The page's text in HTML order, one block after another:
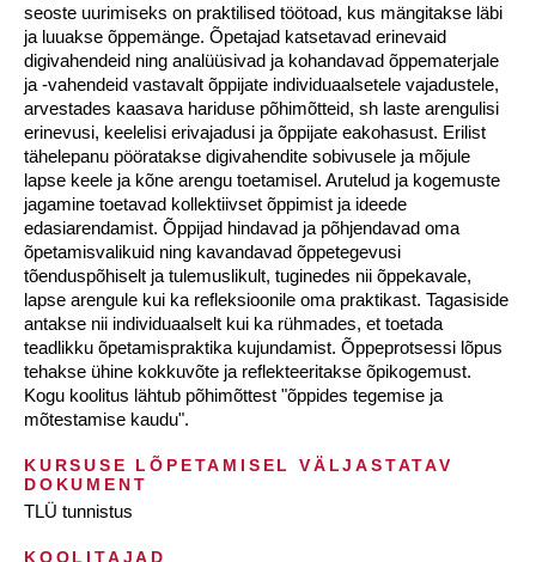
seoste uurimiseks on praktilised töötoad, kus mängitakse läbi
ja luuakse õppemänge. Õpetajad katsetavad erinevaid
digivahendeid ning analüüsivad ja kohandavad õppematerjale
ja -vahendeid vastavalt õppijate individuaalsetele vajadustele,
arvestades kaasava hariduse põhimõtteid, sh laste arengulisi
erinevusi, keelelisi erivajadusi ja õppijate eakohasust. Erilist
tähelepanu pööratakse digivahendite sobivusele ja mõjule
lapse keele ja kõne arengu toetamisel. Arutelud ja kogemuste
jagamine toetavad kollektiivset õppimist ja ideede
edasiarendamist. Õppijad hindavad ja põhjendavad oma
õpetamisvalikuid ning kavandavad õppetegevusi
tõenduspõhiselt ja tulemuslikult, tuginedes nii õppekavale,
lapse arengule kui ka refleksioonile oma praktikast. Tagasiside
antakse nii individuaalselt kui ka rühmades, et toetada
teadlikku õpetamispraktika kujundamist. Õppeprotsessi lõpus
tehakse ühine kokkuvõte ja reflekteeritakse õpikogemust.
Kogu koolitus lähtub põhimõttest "õppides tegemise ja
mõtestamise kaudu".
KURSUSE LÕPETAMISEL VÄLJASTATAV
DOKUMENT
TLÜ tunnistus
KOOLITAJAD